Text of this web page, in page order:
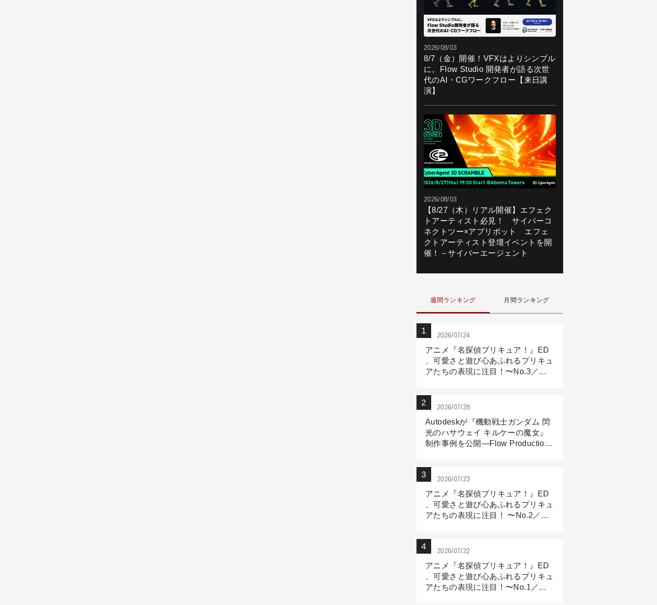
2026/08/03
8/7（金）開催！VFXはよりシンプル
に。Flow Studio 開発者が語る次世
代のAI・CGワークフロー【来日講
演】
2026/08/03
【8/27（木）リアル開催】エフェク
トアーティスト必見！ サイバーコ
ネクトツー×アプリボット エフェ
クトアーティスト登壇イベントを開
催！－サイバーエージェント
週間ランキング 月間ランキング
2026/07/24
アニメ『名探偵プリキュア！』ED
、可愛さと遊び心あふれるプリキュ
アたちの表現に注目！〜No.3／ア
2026/07/28
Autodeskが『機動戦士ガンダム 閃
光のハサウェイ キルケーの魔女』
制作事例を公開―Flow Production
2026/07/23
アニメ『名探偵プリキュア！』ED
、可愛さと遊び心あふれるプリキュ
アたちの表現に注目！ 〜No.2／モ
2026/07/22
アニメ『名探偵プリキュア！』ED
、可愛さと遊び心あふれるプリキュ
アたちの表現に注目！〜No.1／演